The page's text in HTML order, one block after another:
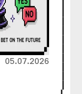
05.07.2026